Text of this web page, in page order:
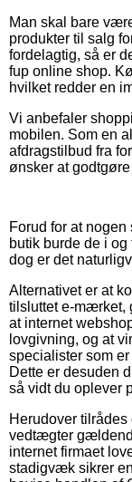
Man skal bare
produkter til salg
fordelagtig, så er
fup online shop.
hvilket redder en
Vi anbefaler
mobilen. Som en
afdragstilbud fra
ønsker at
Forud for at
butik burde de i
dog er det
Alternativet er at
tilsluttet e-mærket,
at internet
lovgivning, og at
specialister som
Dette er desuden
så vidt du oplever
Herudover
vedtægter
internet firmaet
stadigvæk sikrer